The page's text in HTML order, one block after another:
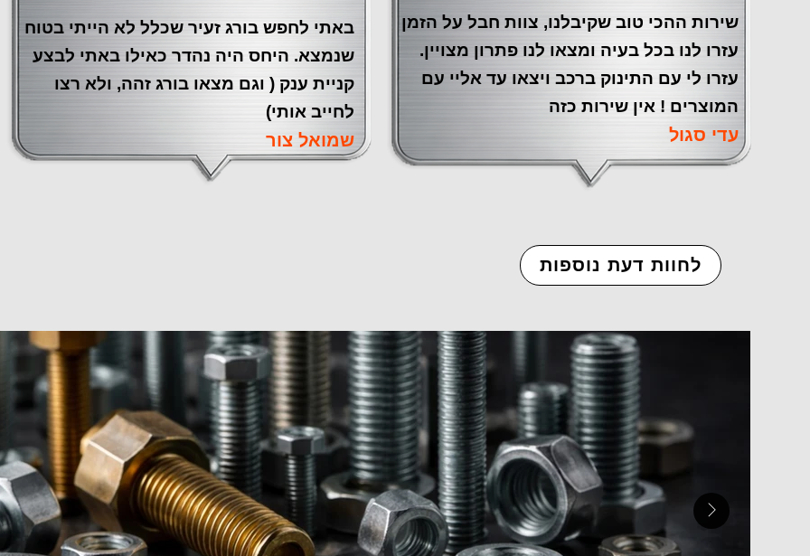
שירות ההכי טוב שקיבלנו, צוות חבל על הזמן
עזרו לנו בכל בעיה ומצאו לנו פתרון מצויין.
עזרו לי עם התינוק ברכב ויצאו עד אליי עם
המוצרים ! אין שירות כזה
עדי סגול
באתי לחפש בורג זעיר שכלל לא הייתי בטוח
שנמצא. היחס היה נהדר כאילו באתי לבצע
קניית ענק ( וגם מצאו בורג זהה, ולא רצו
לחייב אותי)
שמואל צור
לחוות דעת נוספות